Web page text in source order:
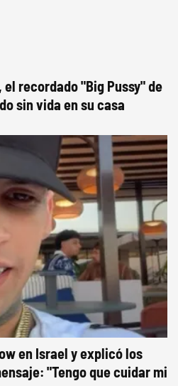
recordado "Big Pussy" de
sin vida en su casa
en Israel y explicó los
"Tengo que cuidar mi